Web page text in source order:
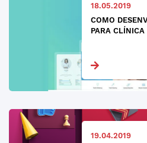
18.05.2019
COMO
PARA
19.04.2019